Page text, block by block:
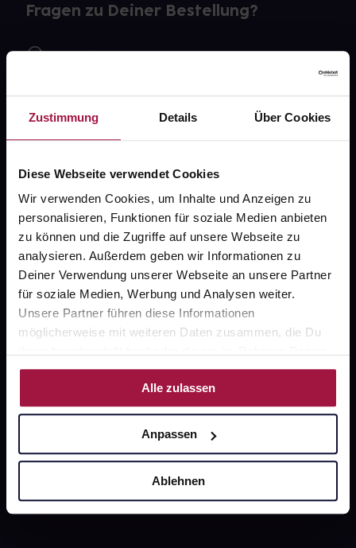
Zustimmung Details Über Cookies
Diese Webseite verwendet Cookies
Wir verwenden Cookies, um Inhalte und Anzeigen zu
personalisieren, Funktionen für soziale Medien anbieten
zu können und die Zugriffe auf unsere Webseite zu
analysieren. Außerdem geben wir Informationen zu
Deiner Verwendung unserer Webseite an unsere Partner
für soziale Medien, Werbung und Analysen weiter.
Unsere Partner führen diese Informationen
möglicherweise mit weiteren Daten zusammen, die Du
Nutzung der Dienste gesammelt haben.
Alle zulassen
Anpassen
Ablehnen
Fragen zu Deiner Bestellung?
Kontakt
gesund.de
Über uns
Karriere
Newsletter
Barrierefreiheitserklärung
PAYBACK
Sanitätshäuser